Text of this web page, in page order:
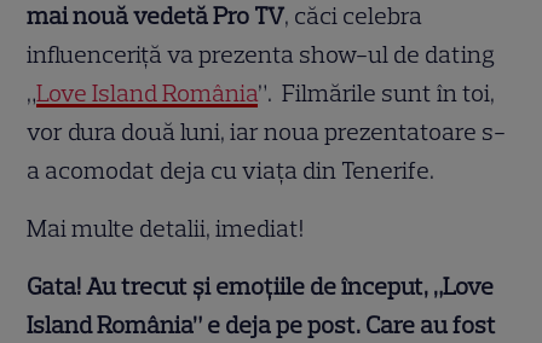
mai nouă vedetă Pro TV, căci celebra
influenceriță va prezenta show-ul de dating
„Love Island România”. Filmările sunt în toi,
vor dura două luni, iar noua prezentatoare s-
a acomodat deja cu viața din Tenerife.
Mai multe detalii, imediat!
Gata! Au trecut și emoțiile de început, „Love
Island România” e deja pe post. Care au fost